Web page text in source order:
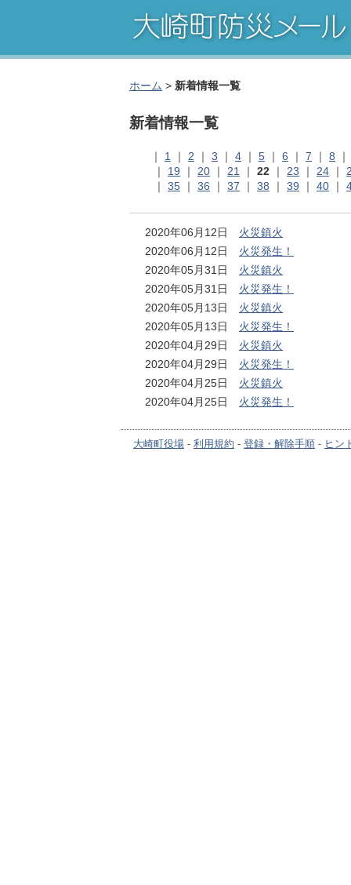
ホーム > 新着情報一覧
新着情報一覧
｜ 1 ｜ 2 ｜ 3 ｜ 4 ｜ 5 ｜ 6 ｜ 7 ｜ 8
｜ 19 ｜ 20 ｜ 21 ｜ 22 ｜ 23 ｜ 24 ｜
｜ 35 ｜ 36 ｜ 37 ｜ 38 ｜ 39 ｜ 40 ｜
2020年06月12日 火災鎮火
2020年06月12日 火災発生！
2020年05月31日 火災鎮火
2020年05月31日 火災発生！
2020年05月13日 火災鎮火
2020年05月13日 火災発生！
2020年04月29日 火災鎮火
2020年04月29日 火災発生！
2020年04月25日 火災鎮火
2020年04月25日 火災発生！
大崎町役場 - 利用規約 - 登録・解除手順 - ヒン